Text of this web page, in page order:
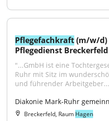
Pflegefachkraft (m/w/
Pflegedienst Breckerfeld
"...GmbH ist eine
Ruhr mit Sitz im
und führender
Diakonie Mark-Ruhr
Breckerfeld, Raum Hagen